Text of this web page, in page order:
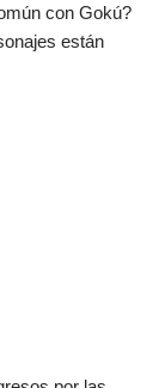
con Gokú?
están